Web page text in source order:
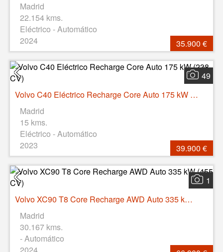
Madrid
22.154 kms.
Eléctrico - Automático
2024
35.900 €
49
Volvo C40 Eléctrico Recharge Core Auto 175 kW (238 CV)
Madrid
15 kms.
Eléctrico - Automático
2023
39.900 €
1
Volvo XC90 T8 Core Recharge AWD Auto 335 kW (455 CV)
Madrid
30.167 kms.
- Automático